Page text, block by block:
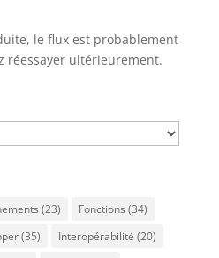
le flux est probablement
réessayer ultérieurement.
(23) Fonctions (34)
(35) Interopérabilité (20)